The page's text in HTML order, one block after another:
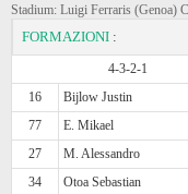
Stadium: Luigi Ferraris (Genoa)
FORMAZIONI :
4-3-2-1
16
Bijlow Justin
77
E. Mikael
27
M. Alessandro
34
Otoa Sebastian